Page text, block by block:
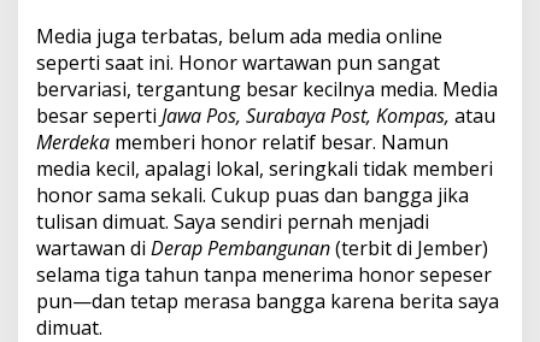
Media juga terbatas, belum ada media online
seperti saat ini. Honor wartawan pun sangat
bervariasi, tergantung besar kecilnya media. Media
besar seperti Jawa Pos, Surabaya Post, Kompas, atau
Merdeka memberi honor relatif besar. Namun
media kecil, apalagi lokal, seringkali tidak memberi
honor sama sekali. Cukup puas dan bangga jika
tulisan dimuat. Saya sendiri pernah menjadi
wartawan di Derap Pembangunan(terbit di Jember)
selama tiga tahun tanpa menerima honor sepeser
pun—dan tetap merasa bangga karena berita saya
dimuat.